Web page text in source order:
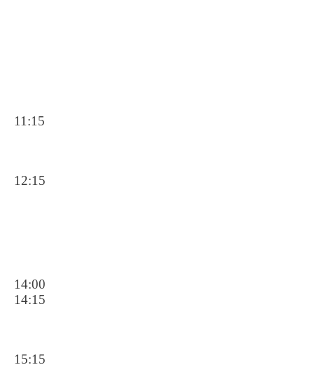
11:15
12:15
14:00
14:15
15:15